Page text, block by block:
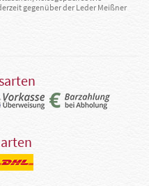
gegenüber der Leder Meißner